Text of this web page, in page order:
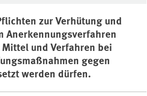
zur Verhütung und
Anerkennungsverfahren
und Verfahren bei
gegen
werden dürfen.